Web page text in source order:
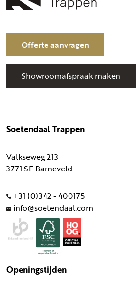
Offerte aanvragen
Showroomafspraak maken
Soetendaal Trappen
Valkseweg 213
3771 SE Barneveld
+31 (0)342 - 400175
info@soetendaal.com
Openingstijden